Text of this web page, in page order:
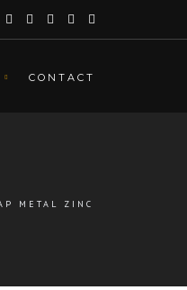
CONTACT
METAL ZINC